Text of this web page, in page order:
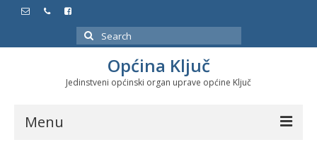
Search
for:
Općina Ključ
Jedinstveni općinski organ uprave općine Ključ
Menu